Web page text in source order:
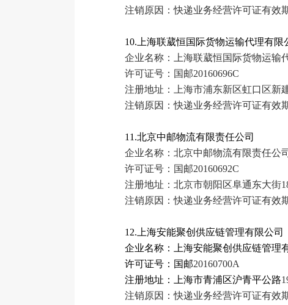
注销原因：快递业务经营许可证有效
10.上海联葳恒国际货物运输代理有限
企业名称：上海联葳恒国际货物运输
许可证号：国邮20160696C
注册地址：上海市浦东新区虹口区新
注销原因：快递业务经营许可证有效
11.北京中邮物流有限责任公司
企业名称：北京中邮物流有限责任公司
许可证号：国邮20160692C
注册地址：北京市朝阳区阜通东大街
注销原因：快递业务经营许可证有效
12.上海安能聚创供应链管理有限公司
企业名称：上海安能聚创供应链管理
许可证号：国邮20160700A
注册地址：上海市青浦区沪青平公路
注销原因：快递业务经营许可证有效